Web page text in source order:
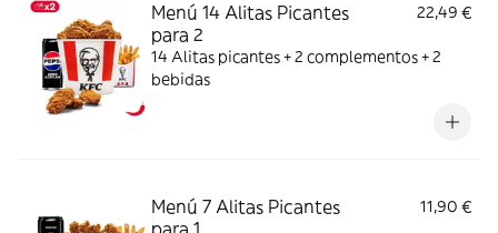
Menú 14 Alitas Picantes
para 2
22,49 €
14 Alitas picantes + 2 complementos + 2
bebidas
Menú 7 Alitas Picantes
para 1
11,90 €